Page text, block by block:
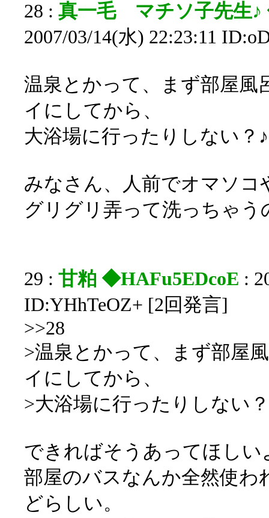
28 : 真一毛 マチソ子先生♪
2007/03/14(水) 22:23:11
温泉とかって、まず部屋風
イにしてから、
大浴場に行ったりしない？♪
みなさん、人前でオマソコ
グリグリ弄って洗っちゃう
29 : 甘粕 ◆HAFu5EDcoE :
ID:YHhTeOZ+ [2回発言]
>>28
>温泉とかって、まず部屋
イにしてから、
>大浴場に行ったりしない
できればそうあってほしい
部屋のバスなんか全然使わ
どらしい。